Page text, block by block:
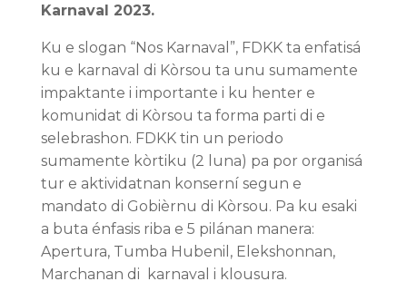
Karnaval 2023.
Ku e slogan “Nos Karnaval”, FDKK ta enfatisá
ku e karnaval di Kòrsou ta unu sumamente
impaktante i importante i ku henter e
komunidat di Kòrsou ta forma parti di e
selebrashon. FDKK tin un periodo
sumamente kòrtiku (2 luna) pa por organisá
tur e aktividatnan konserní segun e
mandato di Gobièrnu di Kòrsou. Pa ku esaki
a buta énfasis riba e 5 pilánan manera:
Apertura, Tumba Hubenil, Elekshonnan,
Marchanan di karnaval i klousura.